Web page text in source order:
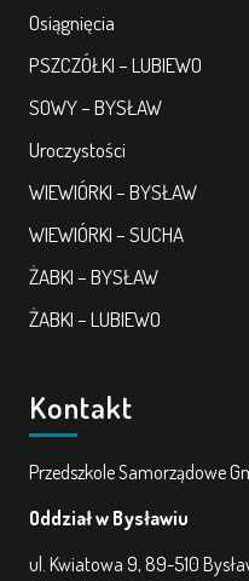
Osiągnięcia
PSZCZÓŁKI – LUBIEWO
SOWY – BYSŁAW
Uroczystości
WIEWIÓRKI – BYSŁAW
WIEWIÓRKI – SUCHA
ŻABKI – BYSŁAW
ŻABKI – LUBIEWO
Kontakt
Przedszkole Samorządowe
Oddział w Bysławiu
ul. Kwiatowa 9, 89-510